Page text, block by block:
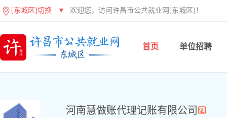
[东城区]切换 ▼ 欢迎您，访问许昌市公共就业网[东城区]！
首页 单位招聘
河南慧做账代理记账有限公司